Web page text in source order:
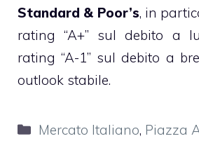
Standard & Poor’s, in
rating “A+” sul debito a
rating “A-1” sul debito a
outlook stabile.
Categorie
Mercato Italiano, Piazza